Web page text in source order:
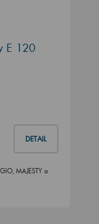
E 120
DETAIL
MAJESTY a